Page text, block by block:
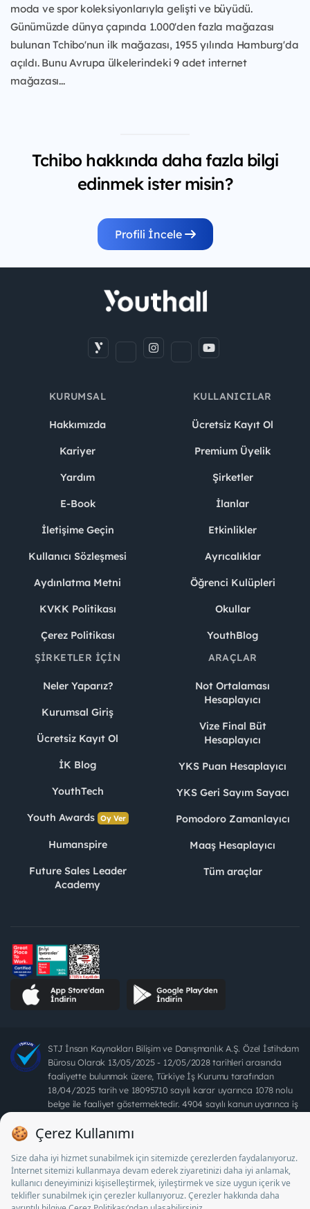
moda ve spor koleksiyonlarıyla gelişti ve büyüdü.
Günümüzde dünya çapında 1.000'den fazla mağazası
bulunan Tchibo'nun ilk mağazası, 1955 yılında Hamburg'da
açıldı. Bunu Avrupa ülkelerindeki 9 adet internet
mağazası...
Tchibo hakkında daha fazla bilgi
edinmek ister misin?
Profili İncele
KURUMSAL
Hakkımızda
Kariyer
Yardım
E-Book
İletişime Geçin
Kullanıcı Sözleşmesi
Aydınlatma Metni
KVKK Politikası
Çerez Politikası
KULLANICILAR
Ücretsiz Kayıt Ol
Premium Üyelik
Şirketler
İlanlar
Etkinlikler
Ayrıcalıklar
Öğrenci Kulüpleri
Okullar
YouthBlog
ŞIRKETLER İÇIN
Neler Yaparız?
Kurumsal Giriş
Ücretsiz Kayıt Ol
İK Blog
YouthTech
Youth Awards Oy Ver
Humanspire
Future Sales Leader
Academy
ARAÇLAR
Not Ortalaması
Hesaplayıcı
Vize Final Büt
Hesaplayıcı
YKS Puan Hesaplayıcı
YKS Geri Sayım Sayacı
Pomodoro Zamanlayıcı
Maaş Hesaplayıcı
Tüm araçlar
STJ İnsan Kaynakları Bilişim ve Danışmanlık A.Ş. Özel İstihdam
Bürosu Olarak 13/05/2025 - 12/05/2028 tarihleri arasında
faaliyette bulunmak üzere, Türkiye İş Kurumu tarafından
18/04/2025 tarih ve 18095710 sayılı karar uyarınca 1078 nolu
belge ile faaliyet göstermektedir. 4904 sayılı kanun uyarınca iş